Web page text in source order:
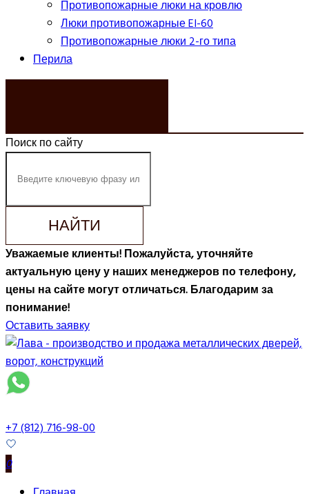
Противопожарные люки на кровлю
Люки противопожарные EI-60
Противопожарные люки 2-го типа
Перила
Поиск по сайту
НАЙТИ
Уважаемые клиенты! Пожалуйста, уточняйте
актуальную цену у наших менеджеров по телефону,
цены на сайте могут отличаться. Благодарим за
понимание!
Оставить заявку
+7 (812) 716-98-00
0